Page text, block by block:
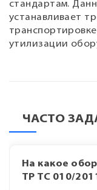
стандартам.
устанавливает
утилизации
ЧАСТО
На какое
ТР ТС 010/